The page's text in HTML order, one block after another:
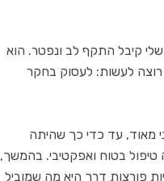
קיבל התקף לב ונפטר. הוא
רוצה לעשות: לעסוק בחקר
מאוד, עד כדי כך שהיתה
טיפול בטוח ואפקטיבי. בהמשך,
פורצות דרך היא מה שמוביל